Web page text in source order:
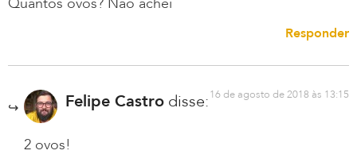
Responder
Felipe Castro disse:16 de agosto de 2018 às 13:15
2 ovos!